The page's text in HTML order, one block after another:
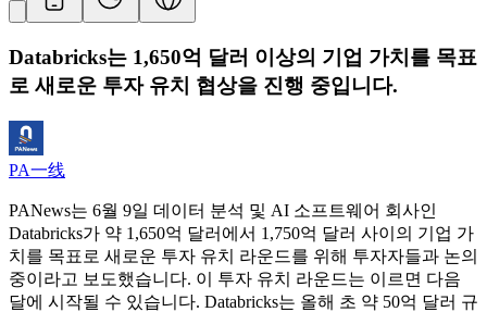
Databricks는 1,650억 달러 이상의 기업 가치를 목표
로 새로운 투자 유치 협상을 진행 중입니다.
PA一线
PANews는 6월 9일 데이터 분석 및 AI 소프트웨어 회사인
Databricks가 약 1,650억 달러에서 1,750억 달러 사이의 기업 가
치를 목표로 새로운 투자 유치 라운드를 위해 투자자들과 논의
중이라고 보도했습니다. 이 투자 유치 라운드는 이르면 다음
달에 시작될 수 있습니다. Databricks는 올해 초 약 50억 달러 규